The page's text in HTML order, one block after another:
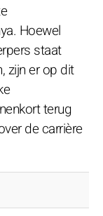
Hoewel
staat
zijn er op dit
terug
de carrière